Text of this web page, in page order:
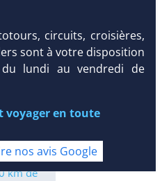
DEMANDE
DEVIS /
30 °C
km
:59 %
km de
circuits, croisières,
sont à votre disposition
lundi au vendredi de
voyager en toute
nos avis Google